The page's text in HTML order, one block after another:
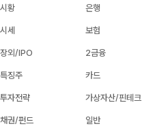
시황
시세
장외/IPO
특징주
투자전략
채권/펀드
은행
보험
2금융
카드
가상자산/핀테크
일반